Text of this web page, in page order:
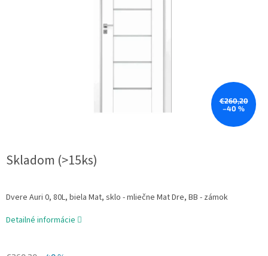
€260,20
–40 %
Skladom (>15ks)
Dvere Auri 0, 80L, biela Mat, sklo - mliečne Mat Dre, BB - zámok
Detailné informácie